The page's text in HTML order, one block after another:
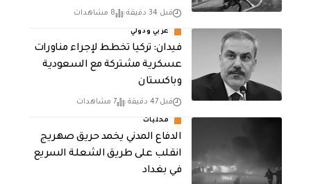
قبل 34 دقيقة 8 مشاهدات
عربي ودولي
فيدان: تركيا تخطط لإجراء مناورات
عسكرية مشتركة مع السعودية
وباكستان
قبل 47 دقيقة 7 مشاهدات
محليات
الدفاع المدني يخمد حريق صهريج
انقلب على طريق الشعلة السريع
في بغداد